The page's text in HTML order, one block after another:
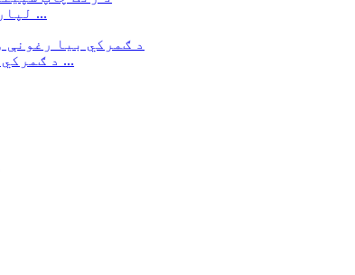
د رنګ چاپ د سپین کارت کاغذ کریش لاک بکس د P لپاره ...
د ګمرکي ریسایکل وړ کرسمس کینډي بکسونه د ګلونو سره ...